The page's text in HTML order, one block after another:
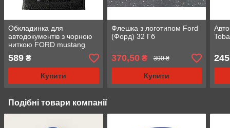
Обкладинка для
автодокументів з чорною
ниткою FORD mustang
589 ₴
Купити
Флешка з логотипом Ford
(Форд) 32 Гб
370,50₴ 390 ₴
Купити
245
Подібні товари компанії